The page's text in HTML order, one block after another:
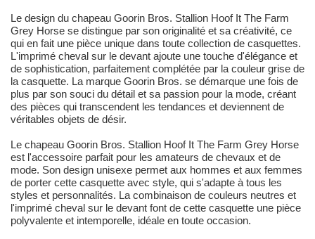
Le design du chapeau Goorin Bros. Stallion Hoof It The Farm
Grey Horse se distingue par son originalité et sa créativité, ce
qui en fait une pièce unique dans toute collection de casquettes.
L'imprimé cheval sur le devant ajoute une touche d'élégance et
de sophistication, parfaitement complétée par la couleur grise de
la casquette. La marque Goorin Bros. se démarque une fois de
plus par son souci du détail et sa passion pour la mode, créant
des pièces qui transcendent les tendances et deviennent de
véritables objets de désir.
Le chapeau Goorin Bros. Stallion Hoof It The Farm Grey Horse
est l'accessoire parfait pour les amateurs de chevaux et de
mode. Son design unisexe permet aux hommes et aux femmes
de porter cette casquette avec style, qui s'adapte à tous les
styles et personnalités. La combinaison de couleurs neutres et
l'imprimé cheval sur le devant font de cette casquette une pièce
polyvalente et intemporelle, idéale en toute occasion.